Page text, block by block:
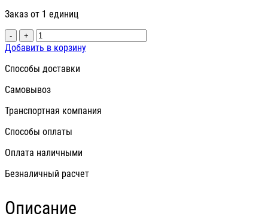
Заказ от 1 единиц
- +
Добавить в корзину
Способы доставки
Самовывоз
Транспортная компания
Способы оплаты
Оплата наличными
Безналичный расчет
Описание